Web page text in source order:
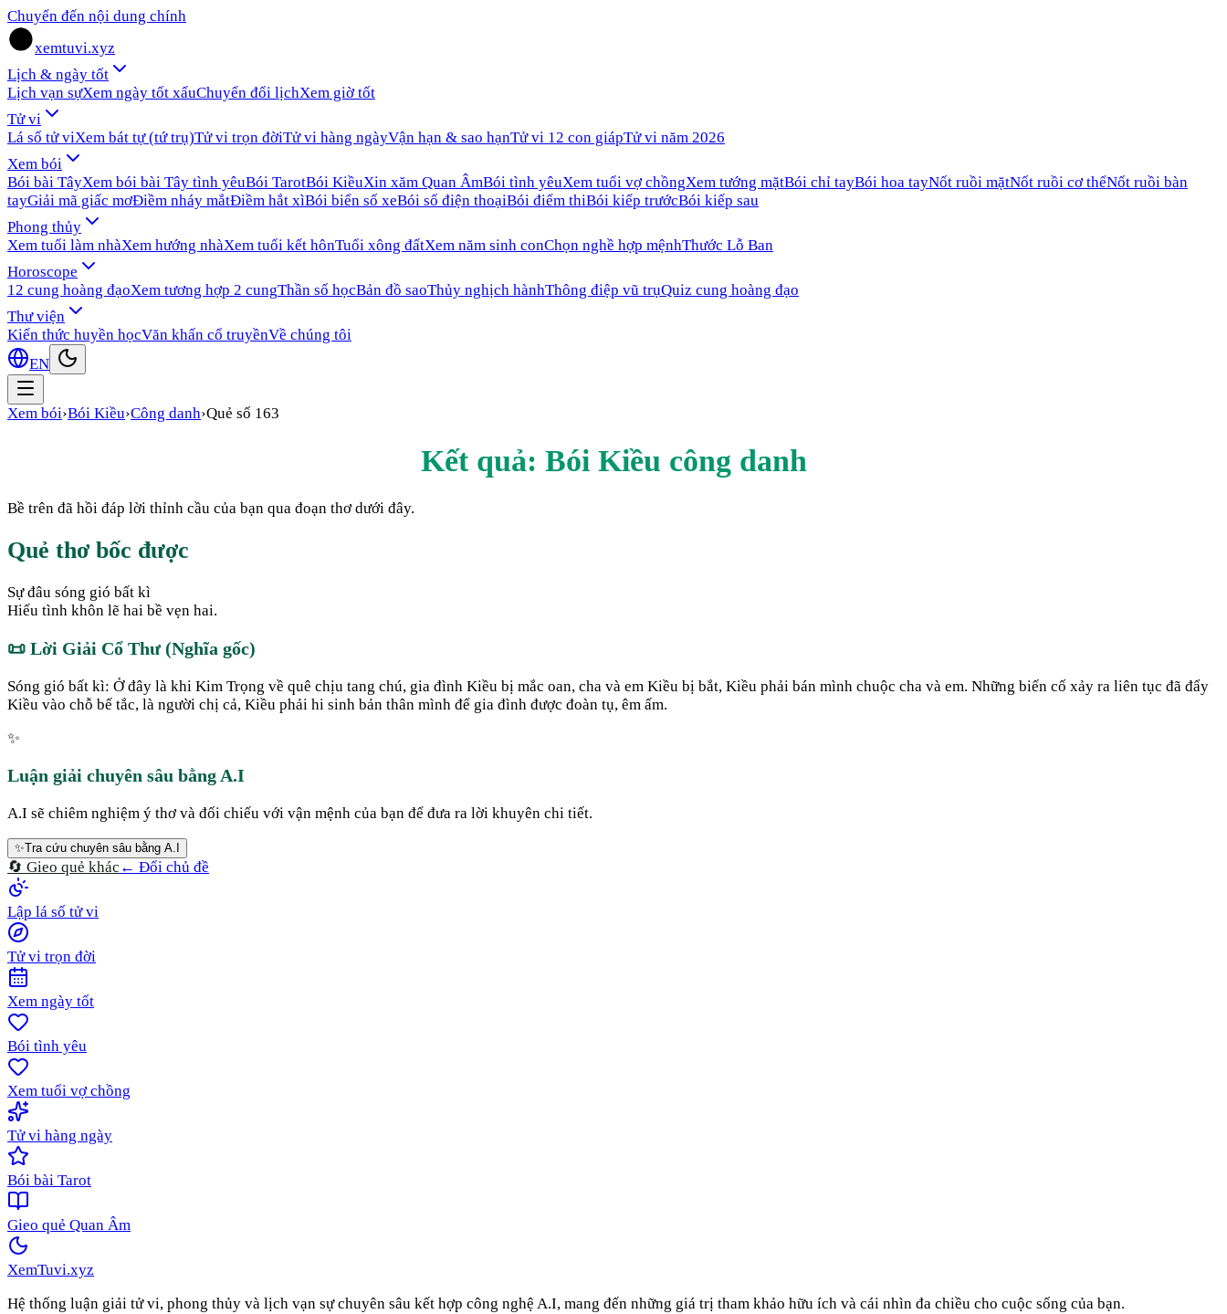
Chuyển đến nội dung chính
xemtuvi.xyz
Lịch & ngày tốt
Lịch vạn sựXem ngày tốt xấuChuyển đổi lịchXem giờ tốt
Tử vi
Lá số tử viXem bát tự (tứ trụ)Tử vi trọn đờiTử vi hàng ngàyVận hạn & sao hạnTử vi 12 con giápTử vi năm 2026
Xem bói
Bói bài TâyXem bói bài Tây tình yêuBói TarotBói KiềuXin xăm Quan ÂmBói tình yêuXem tuổi vợ chồngXem tướng mặtBói chỉ tayBói hoa tayNốt ruồi mặtNốt ruồi cơ thểNốt ruồi bàn
tayGiải mã giấc mơĐiềm nháy mắtĐiềm hắt xìBói biển số xeBói số điện thoạiBói điểm thiBói kiếp trướcBói kiếp sau
Phong thủy
Xem tuổi làm nhàXem hướng nhàXem tuổi kết hônTuổi xông đấtXem năm sinh conChọn nghề hợp mệnhThước Lỗ Ban
Horoscope
12 cung hoàng đạoXem tương hợp 2 cungThần số họcBản đồ saoThủy nghịch hànhThông điệp vũ trụQuiz cung hoàng đạo
Thư viện
Kiến thức huyền họcVăn khấn cổ truyềnVề chúng tôi
EN
Xem bói›Bói Kiều›Công danh›Quẻ số 163
Kết quả: Bói Kiều công danh
Bề trên đã hồi đáp lời thỉnh cầu của bạn qua đoạn thơ dưới đây.
Quẻ thơ bốc được
Sự đâu sóng gió bất kì
Hiếu tình khôn lẽ hai bề vẹn hai.
📜 Lời Giải Cổ Thư (Nghĩa gốc)
Sóng gió bất kì: Ở đây là khi Kim Trọng về quê chịu tang chú, gia đình Kiều bị mắc oan, cha và em Kiều bị bắt, Kiều phải bán mình chuộc cha và em. Những biến cố xảy ra liên tục đã đẩy
Kiều vào chỗ bế tắc, là người chị cả, Kiều phải hi sinh bản thân mình để gia đình được đoàn tụ, êm ấm.
✨
Luận giải chuyên sâu bằng A.I
A.I sẽ chiêm nghiệm ý thơ và đối chiếu với vận mệnh của bạn để đưa ra lời khuyên chi tiết.
✨Tra cứu chuyên sâu bằng A.I
🔄 Gieo quẻ khác ← Đổi chủ đề
Lập lá số tử vi
Tử vi trọn đời
Xem ngày tốt
Bói tình yêu
Xem tuổi vợ chồng
Tử vi hàng ngày
Bói bài Tarot
Gieo quẻ Quan Âm
XemTuvi.xyz
Hệ thống luận giải tử vi, phong thủy và lịch vạn sự chuyên sâu kết hợp công nghệ A.I, mang đến những giá trị tham khảo hữu ích và cái nhìn đa chiều cho cuộc sống của bạn.